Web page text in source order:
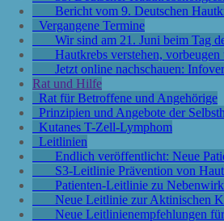
Bericht vom 9. Deutschen
Vergangene Termine
Wir sind am 21. Juni beim Tag
Hautkrebs verstehen,
Jetzt online nachschauen:
Rat und Hilfe
Rat für Betroffene und Angehörige
Prinzipien und Angebote der
Kutanes T-Zell-Lymphom
Leitlinien
Endlich veröffentlicht: Neue
S3-Leitlinie Prävention von
Patienten-Leitlinie zu
Neue Leitlinie zur Aktinischen
Neue Leitlinienempfehlungen